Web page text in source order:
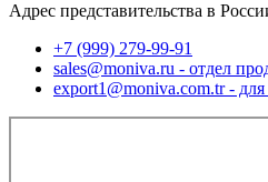
Адрес представительства в
+7 (999) 279-99-91
sales@moniva.ru - отдел
export1@moniva.com.tr -